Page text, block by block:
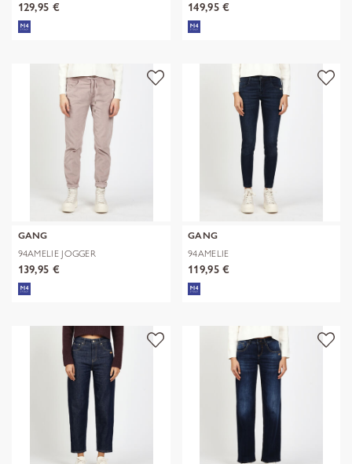
129,95 € 149,95 €
GANG
94AMELIE JOGGER
139,95 €
GANG
94AMELIE
119,95 €